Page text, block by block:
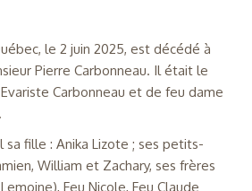
le 2 juin 2025, est décédé à
Pierre Carbonneau. Il était le
Carbonneau et de feu dame
sa fille : Anika Lizote ; ses petits-
William et Zachary, ses frères
Feu Nicole, Feu Claude